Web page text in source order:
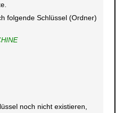
folgende Schlüssel (Ordner)
noch nicht existieren,